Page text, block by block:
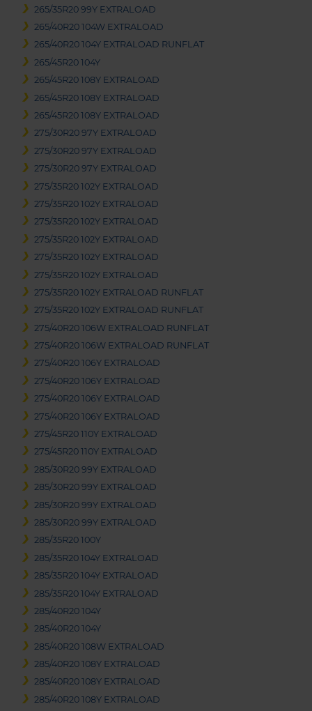
265/35R20 99Y EXTRALOAD
265/40R20 104W EXTRALOAD
265/40R20 104Y EXTRALOAD RUNFLAT
265/45R20 104Y
265/45R20 108Y EXTRALOAD
265/45R20 108Y EXTRALOAD
265/45R20 108Y EXTRALOAD
275/30R20 97Y EXTRALOAD
275/30R20 97Y EXTRALOAD
275/30R20 97Y EXTRALOAD
275/35R20 102Y EXTRALOAD
275/35R20 102Y EXTRALOAD
275/35R20 102Y EXTRALOAD
275/35R20 102Y EXTRALOAD
275/35R20 102Y EXTRALOAD
275/35R20 102Y EXTRALOAD
275/35R20 102Y EXTRALOAD RUNFLAT
275/35R20 102Y EXTRALOAD RUNFLAT
275/40R20 106W EXTRALOAD RUNFLAT
275/40R20 106W EXTRALOAD RUNFLAT
275/40R20 106Y EXTRALOAD
275/40R20 106Y EXTRALOAD
275/40R20 106Y EXTRALOAD
275/40R20 106Y EXTRALOAD
275/45R20 110Y EXTRALOAD
275/45R20 110Y EXTRALOAD
285/30R20 99Y EXTRALOAD
285/30R20 99Y EXTRALOAD
285/30R20 99Y EXTRALOAD
285/30R20 99Y EXTRALOAD
285/35R20 100Y
285/35R20 104Y EXTRALOAD
285/35R20 104Y EXTRALOAD
285/35R20 104Y EXTRALOAD
285/40R20 104Y
285/40R20 104Y
285/40R20 108W EXTRALOAD
285/40R20 108Y EXTRALOAD
285/40R20 108Y EXTRALOAD
285/40R20 108Y EXTRALOAD